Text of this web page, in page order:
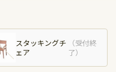
スタッキングチ
ェア
（受付終
了）